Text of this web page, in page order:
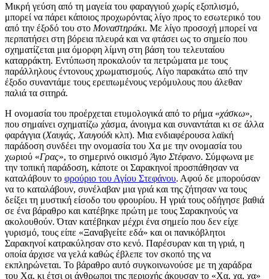
Μικρή γεύση από τη μαγεία του φαραγγιού χωρίς εξοπλισμό,
μπορεί να πάρει κάποιος προχωρόντας λίγο προς το εσωτερικό του
από την έξοδό του στο Μοναστηράκι. Με λίγο προσοχή μπορεί να
περπατήσει στη βόρεια πλευρά και να φτάσει ως το σημείο που
σχηματίζεται μια όμορφη λίμνη στη βάση του τελευταίου
καταρράκτη. Εντύπωση προκαλούν τα πετρώματα με τους
παράλληλους έντονους χρωματισμούς. Λίγο παρακάτω από την
έξοδο συναντάμε τους ερειπωμένους νερόμυλους που άλεθαν
παλιά τα σιτηρά.
Η ονομασία του προέρχεται ετυμολογικά από το ρήμα «χάσκω»,
που σημαίνει σχηματίζω χάσμα, άνοιγμα και συναντάται κι σε άλλα
φαράγγια (Χαυγάς, Χαυγούδι κλπ). Μια ενδιαφέρουσα λαϊκή
παράδοση συνδέει την ονομασία του Χα με την ονομασία του
χωριού «Γρας», το σημερινό οικισμό Άγιο Στέφανο. Σύμφωνα με
την τοπική παράδοση, κάποτε οι Σαρακηνοί προσπάθησαν να
καταλάβουν το φρούριο του Αγίου Στεφάνου. Αφού δε μπορούσαν
να το καταλάβουν, συνέλαβαν μια γριά και της ζήτησαν να τους
δείξει τη μυστική είσοδο του φρουρίου. Η γριά τους οδήγησε βαθιά
σε ένα βάραθρο και κατέβηκε πρώτη με τους Σαρακηνούς να
ακολουθούν. Όταν κατέβηκαν μέχρι ένα σημείο που δεν είχε
γυρισμό, τους είπε «Ξαναβγείτε εδά» και οι πανικόβλητοι
Σαρακηνοί κατρακύλησαν στο κενό. Παρέσυραν και τη γριά, η
οποία άρχισε να γελά καθώς έβλεπε τον σκοπό της να
εκπληρώνεται. Το βάραθρο αυτό συγκοινωνούσε με τη χαράδρα
του Χα, κι έτσι οι άνθρωποι της περιοχής άκουσαν το «Χα, χα, χα»